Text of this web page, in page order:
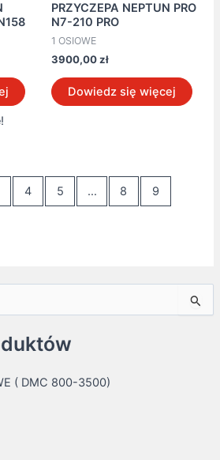
( DMC 800-3500)
PRZYCZEPA NEPTUN PRO
N7-210 PRO
1 OSIOWE
3900,00zł
Dowiedz się więcej
4 5 … 8 9